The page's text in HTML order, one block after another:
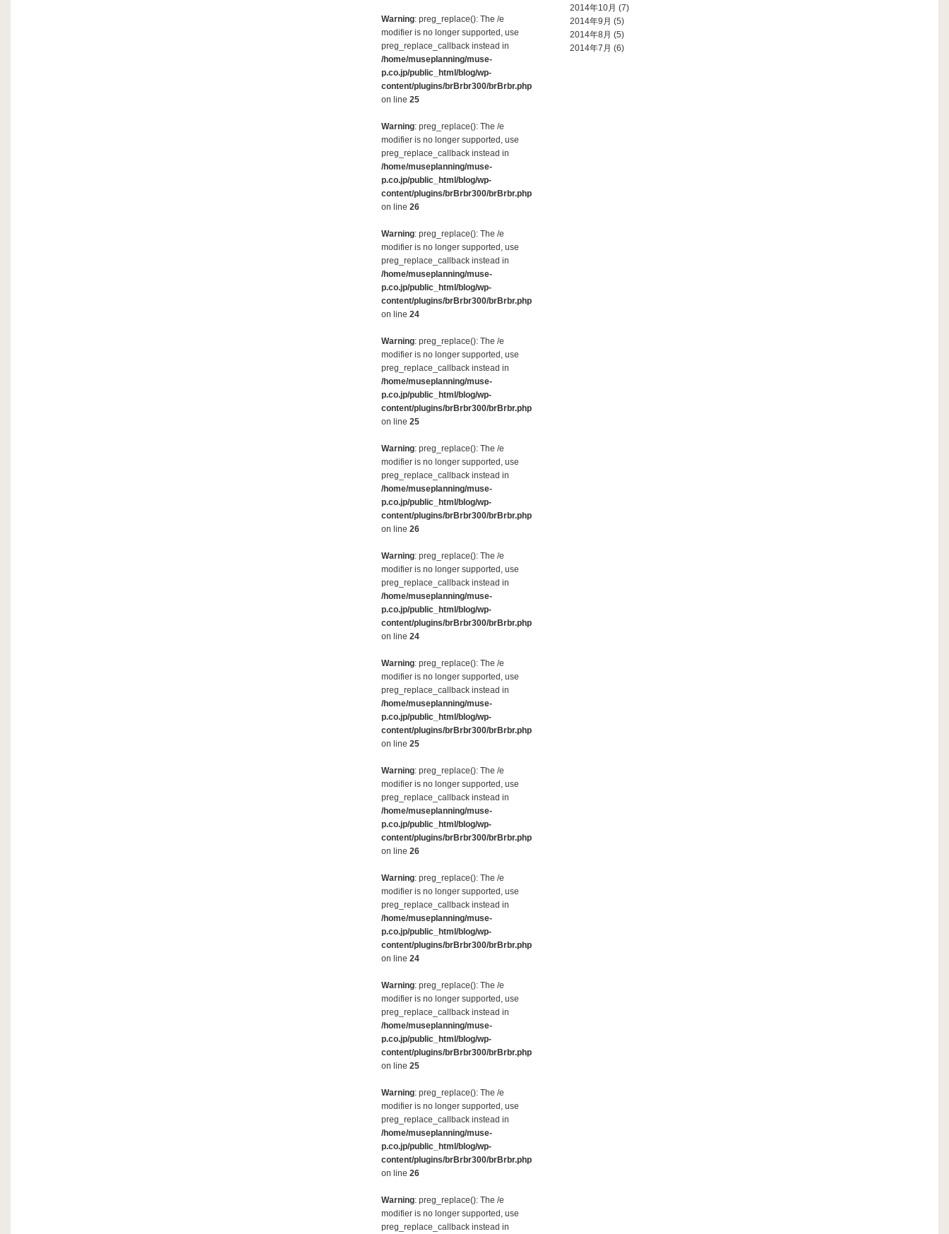
Warning: preg_replace(): The /e
modifier is no longer supported, use
preg_replace_callback instead in
/home/museplanning/muse-
p.co.jp/public_html/blog/wp-
content/plugins/brBrbr300/brBrbr.php
on line 25
Warning: preg_replace(): The /e
modifier is no longer supported, use
preg_replace_callback instead in
/home/museplanning/muse-
p.co.jp/public_html/blog/wp-
content/plugins/brBrbr300/brBrbr.php
on line 26
Warning: preg_replace(): The /e
modifier is no longer supported, use
preg_replace_callback instead in
/home/museplanning/muse-
p.co.jp/public_html/blog/wp-
content/plugins/brBrbr300/brBrbr.php
on line 24
Warning: preg_replace(): The /e
modifier is no longer supported, use
preg_replace_callback instead in
/home/museplanning/muse-
p.co.jp/public_html/blog/wp-
content/plugins/brBrbr300/brBrbr.php
on line 25
Warning: preg_replace(): The /e
modifier is no longer supported, use
preg_replace_callback instead in
/home/museplanning/muse-
p.co.jp/public_html/blog/wp-
content/plugins/brBrbr300/brBrbr.php
on line 26
Warning: preg_replace(): The /e
modifier is no longer supported, use
preg_replace_callback instead in
/home/museplanning/muse-
p.co.jp/public_html/blog/wp-
content/plugins/brBrbr300/brBrbr.php
on line 24
Warning: preg_replace(): The /e
modifier is no longer supported, use
preg_replace_callback instead in
/home/museplanning/muse-
p.co.jp/public_html/blog/wp-
content/plugins/brBrbr300/brBrbr.php
on line 25
Warning: preg_replace(): The /e
modifier is no longer supported, use
preg_replace_callback instead in
/home/museplanning/muse-
p.co.jp/public_html/blog/wp-
content/plugins/brBrbr300/brBrbr.php
on line 26
Warning: preg_replace(): The /e
modifier is no longer supported, use
preg_replace_callback instead in
/home/museplanning/muse-
p.co.jp/public_html/blog/wp-
content/plugins/brBrbr300/brBrbr.php
on line 24
Warning: preg_replace(): The /e
modifier is no longer supported, use
preg_replace_callback instead in
/home/museplanning/muse-
p.co.jp/public_html/blog/wp-
content/plugins/brBrbr300/brBrbr.php
on line 25
Warning: preg_replace(): The /e
modifier is no longer supported, use
preg_replace_callback instead in
/home/museplanning/muse-
p.co.jp/public_html/blog/wp-
content/plugins/brBrbr300/brBrbr.php
on line 26
Warning: preg_replace(): The /e
modifier is no longer supported, use
preg_replace_callback instead in
2014年10月 (7)
2014年9月 (5)
2014年8月 (5)
2014年7月 (6)